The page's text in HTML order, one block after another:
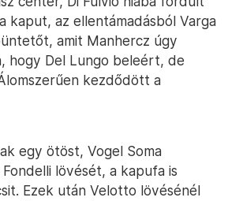
kaput, az ellentámadásból Varga
amit Manhercz úgy
hogy Del Lungo beleért, de
kezdődött a
egy ötöst, Vogel Soma
lövését, a kapufa is
Ezek után Velotto lövésénél